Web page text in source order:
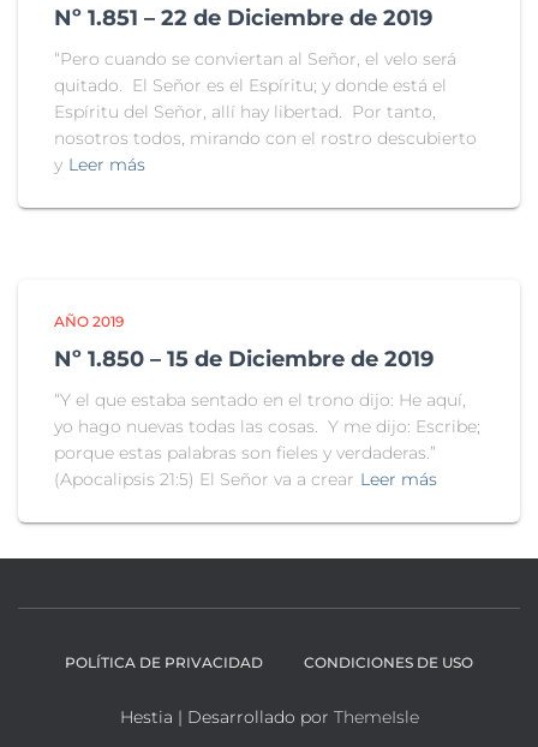
Nº 1.851 – 22 de Diciembre de 2019
“Pero cuando se conviertan al Señor, el velo será
quitado. El Señor es el Espíritu; y donde está el
Espíritu del Señor, allí hay libertad. Por tanto,
nosotros todos, mirando con el rostro descubierto
y Leer más
AÑO 2019
Nº 1.850 – 15 de Diciembre de 2019
“Y el que estaba sentado en el trono dijo: He aquí,
yo hago nuevas todas las cosas. Y me dijo: Escribe;
porque estas palabras son fieles y verdaderas.”
(Apocalipsis 21:5) El Señor va a crear Leer más
POLÍTICA DE PRIVACIDAD CONDICIONES DE USO
Hestia | Desarrollado por ThemeIsle